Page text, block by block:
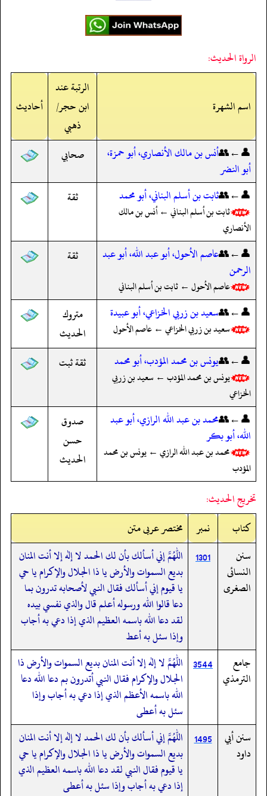
الرواة الحديث:
اسم الشهرة
الرتبة عند
ابن حجر/
ذهبي
أحاديث
👤←👥أنس بن مالك الأنصاري، أبو حمزة،
أبو النضر
صحابي
👤←👥ثابت بن أسلم البناني، أبو محمد
ثابت بن أسلم البناني ← أنس بن مالك
الأنصاري
ثقة
👤←👥عاصم الأحول، أبو عبد الله، أبو عبد
الرحمن
عاصم الأحول ← ثابت بن أسلم البناني
ثقة
👤←👥سعيد بن زربي الخزاعي، أبو عبيدة
سعيد بن زربي الخزاعي ← عاصم الأحول
متروك
الحديث
👤←👥يونس بن محمد المؤدب، أبو محمد
يونس بن محمد المؤدب ← سعيد بن زربي
الخزاعي
ثقة ثبت
👤←👥محمد بن عبد الله الرازي، أبو عبد
الله، أبو بكر
محمد بن عبد الله الرازي ← يونس بن محمد
المؤدب
صدوق
حسن
الحديث
تخريج الحديث:
کتاب
نمبر
مختصر عربی متن
سنن
النسائى
الصغرى
1301
اللهم إني أسألك بأن لك الحمد لا إله إلا أنت المنان
بديع السموات والأرض يا ذا الجلال والإكرام يا حي
يا قيوم إني أسألك فقال النبي لأصحابه تدرون بما
دعا قالوا الله ورسوله أعلم قال والذي نفسي بيده
لقد دعا الله باسمه العظيم الذي إذا دعي به أجاب
وإذا سئل به أعط
جامع
الترمذي
3544 اللهم لا إله إلا أنت المنان بديع السموات والأرض ذا
الجلال والإكرام فقال النبي أتدرون بم دعا الله دعا
الله باسمه الأعظم الذي إذا دعي به أجاب وإذا
سئل به أعطى
سنن أبي
داود
1495
اللهم إني أسألك بأن لك الحمد لا إله إلا أنت المنان
بديع السموات والأرض يا ذا الجلال والإكرام يا حي
يا قيوم فقال النبي لقد دعا الله باسمه العظيم الذي
إذا دعي به أجاب وإذا سئل به أعطى